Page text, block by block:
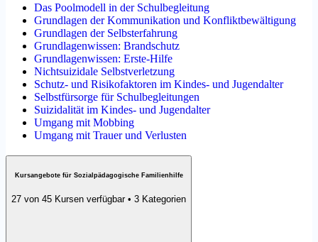
Das Poolmodell in der Schulbegleitung
Grundlagen der Kommunikation und Konfliktbewältigung
Grundlagen der Selbsterfahrung
Grundlagenwissen: Brandschutz
Grundlagenwissen: Erste-Hilfe
Nichtsuizidale Selbstverletzung
Schutz- und Risikofaktoren im Kindes- und Jugendalter
Selbstfürsorge für Schulbegleitungen
Suizidalität im Kindes- und Jugendalter
Umgang mit Mobbing
Umgang mit Trauer und Verlusten
Kursangebote für Sozialpädagogische Familienhilfe
27 von 45 Kursen verfügbar • 3 Kategorien